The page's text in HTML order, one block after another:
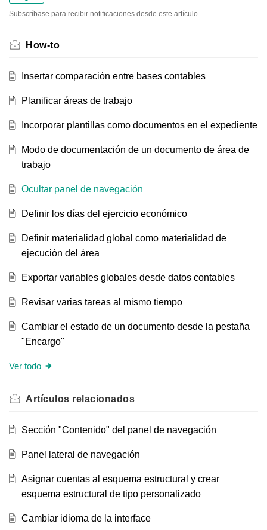
Subscríbase para recibir notificaciones desde este artículo.
How-to
Insertar comparación entre bases contables
Planificar áreas de trabajo
Incorporar plantillas como documentos en el expediente
Modo de documentación de un documento de área de
trabajo
Ocultar panel de navegación
Definir los días del ejercicio económico
Definir materialidad global como materialidad de
ejecución del área
Exportar variables globales desde datos contables
Revisar varias tareas al mismo tiempo
Cambiar el estado de un documento desde la pestaña
"Encargo"
Ver todo
Artículos relacionados
Sección "Contenido" del panel de navegación
Panel lateral de navegación
Asignar cuentas al esquema estructural y crear
esquema estructural de tipo personalizado
Cambiar idioma de la interface